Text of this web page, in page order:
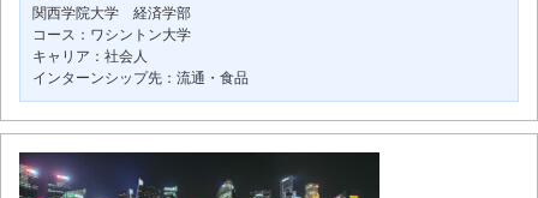
関西学院大学 経済学部
コース：ワシントン大学
キャリア：社会人
インターンシップ先：流通・食品